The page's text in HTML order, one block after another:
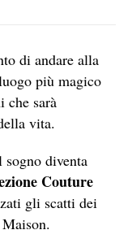
di andare alla
più magico
che sarà
vita.
diventa
Couture
gli scatti dei